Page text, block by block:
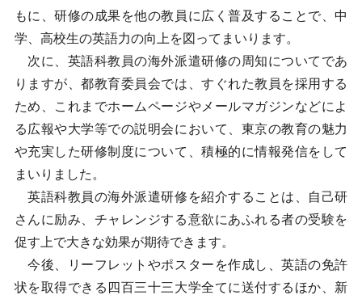
もに、研修の成果を他の教員に広く普及することで、中
学、高校生の英語力の向上を図ってまいります。
次に、英語科教員の海外派遣研修の周知についてであ
りますが、都教育委員会では、すぐれた教員を採用する
ため、これまでホームページやメールマガジンなどによ
る広報や大学等での説明会において、東京の教育の魅力
や充実した研修制度について、積極的に情報発信をして
まいりました。
英語科教員の海外派遣研修を紹介することは、自己研
さんに励み、チャレンジする意欲にあふれる者の受験を
促す上で大きな効果が期待できます。
今後、リーフレットやポスターを作成し、英語の免許
状を取得できる四百三十三大学全てに送付するほか、新